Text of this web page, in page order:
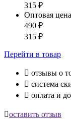
315 ₽
Оптовая цена
490 ₽
315 ₽
Перейти в товар
 отзывы о
 система
 оплата и
оставить отзыв